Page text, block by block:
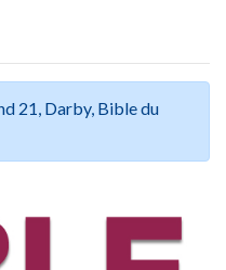
21, Darby, Bible du